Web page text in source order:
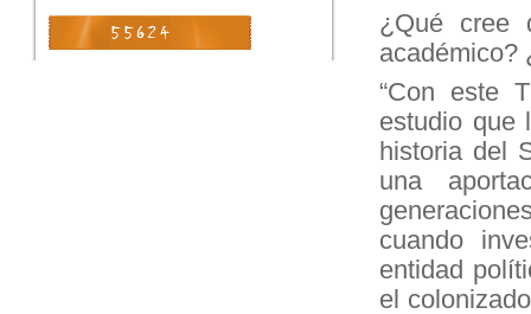
¿Qué cree
académico?
“Con este
estudio que
historia del
una
cuando
entidad
el